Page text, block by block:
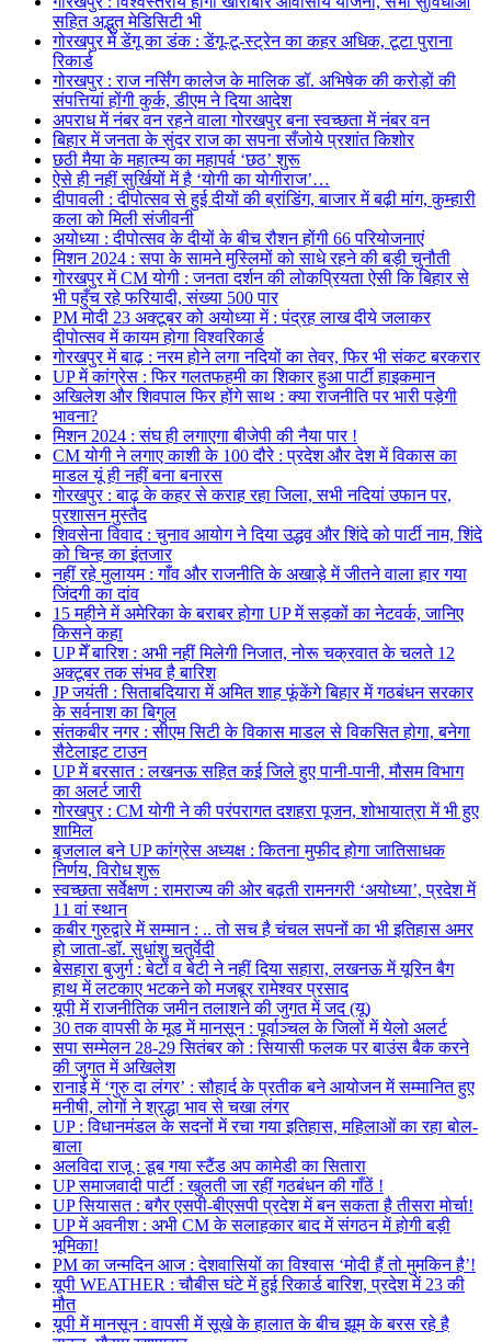
सहित अद्भुत मेडिसिटी भी
गोरखपुर में डेंगू का डंक : डेंगू-टू-स्ट्रेन का कहर अधिक, टूटा पुराना
रिकार्ड
गोरखपुर : राज नर्सिंग कालेज के मालिक डॉ. अभिषेक की करोड़ों की
संपत्तियां होंगी कुर्क, डीएम ने दिया आदेश
अपराध में नंबर वन रहने वाला गोरखपुर बना स्वच्छता में नंबर वन
बिहार में जनता के सुंदर राज का सपना सँजोये प्रशांत किशोर
छठी मैया के महात्म्य का महापर्व ‘छठ’ शुरू
ऐसे ही नहीं सुर्खियों में है ‘योगी का योगीराज’…
दीपावली : दीपोत्सव से हुई दीयों की ब्रांडिंग, बाजार में बढ़ी मांग, कुम्हारी
कला को मिली संजीवनी
अयोध्या : दीपोत्सव के दीयों के बीच रौशन होंगी 66 परियोजनाएं
मिशन 2024 : सपा के सामने मुस्लिमों को साधे रहने की बड़ी चुनौती
गोरखपुर में CM योगी : जनता दर्शन की लोकप्रियता ऐसी कि बिहार से
भी पहुँच रहे फरियादी, संख्या 500 पार
PM मोदी 23 अक्टूबर को अयोध्या में : पंद्रह लाख दीये जलाकर
दीपोत्सव में कायम होगा विश्वरिकार्ड
गोरखपुर में बाढ़ : नरम होने लगा नदियों का तेवर, फिर भी संकट बरकरार
UP में कांग्रेस : फिर गलतफहमी का शिकार हुआ पार्टी हाइकमान
अखिलेश और शिवपाल फिर होंगे साथ : क्या राजनीति पर भारी पड़ेगी
भावना?
मिशन 2024 : संघ ही लगाएगा बीजेपी की नैया पार !
CM योगी ने लगाए काशी के 100 दौरे : प्रदेश और देश में विकास का
माडल यूं ही नहीं बना बनारस
गोरखपुर : बाढ़ के कहर से कराह रहा जिला, सभी नदियां उफान पर,
प्रशासन मुस्तैद
शिवसेना विवाद : चुनाव आयोग ने दिया उद्धव और शिंदे को पार्टी नाम, शिंदे
को चिन्ह का इंतजार
नहीं रहे मुलायम : गाँव और राजनीति के अखाड़े में जीतने वाला हार गया
जिंदगी का दांव
15 महीने में अमेरिका के बराबर होगा UP में सड़कों का नेटवर्क, जानिए
किसने कहा
UP मेँ बारिश : अभी नहीं मिलेगी निजात, नोरू चक्रवात के चलते 12
अक्टूबर तक संभव है बारिश
JP जयंती : सिताबदियारा में अमित शाह फूंकेंगे बिहार में गठबंधन सरकार
के सर्वनाश का बिगुल
संतकबीर नगर : सीएम सिटी के विकास माडल से विकसित होगा, बनेगा
सैटेलाइट टाउन
UP में बरसात : लखनऊ सहित कई जिले हुए पानी-पानी, मौसम विभाग
का अलर्ट जारी
गोरखपुर : CM योगी ने की परंपरागत दशहरा पूजन, शोभायात्रा में भी हुए
शामिल
बृजलाल बने UP कांग्रेस अध्यक्ष : कितना मुफीद होगा जातिसाधक
निर्णय, विरोध शुरू
स्वच्छता सर्वेक्षण : रामराज्य की ओर बढ़ती रामनगरी ‘अयोध्या’, प्रदेश में
11 वां स्थान
कबीर गुरुद्वारे में सम्मान : .. तो सच है चंचल सपनों का भी इतिहास अमर
हो जाता-डॉ. सुधांशु चतुर्वेदी
बेसहारा बुजुर्ग : बेटों व बेटी ने नहीं दिया सहारा, लखनऊ में यूरिन बैग
हाथ में लटकाए भटकने को मजबूर रामेश्वर प्रसाद
यूपी में राजनीतिक जमीन तलाशने की जुगत में जद (यू)
30 तक वापसी के मूड में मानसून : पूर्वाञ्चल के जिलों में येलो अलर्ट
सपा सम्मेलन 28-29 सितंबर को : सियासी फलक पर बाउंस बैक करने
की जुगत में अखिलेश
रानाई में ‘गुरु दा लंगर’ : सौहार्द के प्रतीक बने आयोजन में सम्मानित हुए
मनीषी, लोगों ने श्रद्धा भाव से चखा लंगर
UP : विधानमंडल के सदनों में रचा गया इतिहास, महिलाओं का रहा बोल-
बाला
अलविदा राजू : डूब गया स्टैंड अप कामेडी का सितारा
UP समाजवादी पार्टी : खुलती जा रहीं गठबंधन की गाँठें !
UP सियासत : बगैर एसपी-बीएसपी प्रदेश में बन सकता है तीसरा मोर्चा!
UP में अवनीश : अभी CM के सलाहकार बाद में संगठन में होगी बड़ी
भूमिका!
PM का जन्मदिन आज : देशवासियों का विश्वास ‘मोदी हैं तो मुमकिन है’!
यूपी WEATHER : चौबीस घंटे में हुई रिकार्ड बारिश, प्रदेश में 23 की
मौत
यूपी में मानसून : वापसी में सूखे के हालात के बीच झूम के बरस रहे है